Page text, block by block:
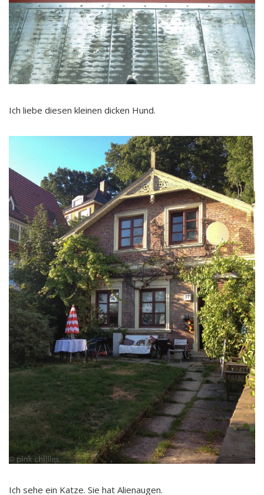
Ich liebe diesen kleinen dicken Hund.
Ich sehe ein Katze. Sie hat Alienaugen.